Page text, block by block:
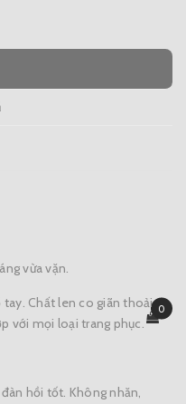
0
vừa vặn.
Chất len co giãn thoải
với mọi loại trang phục.
hồi tốt. Không nhăn,